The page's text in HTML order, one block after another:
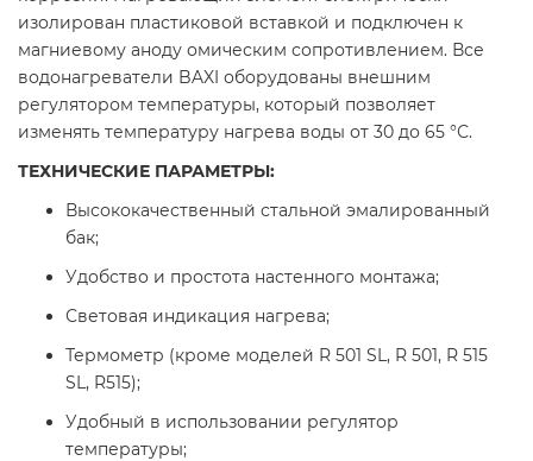
изолирован пластиковой вставкой и подключен к
магниевому аноду омическим сопротивлением. Все
водонагреватели BAXI оборудованы внешним
регулятором температуры, который позволяет
изменять температуру нагрева воды от 30 до 65 °С.
ТЕХНИЧЕСКИЕ ПАРАМЕТРЫ:
Высококачественный стальной эмалированный
бак;
Удобство и простота настенного монтажа;
Световая индикация нагрева;
Термометр (кроме моделей R 501 SL, R 501, R 515
SL, R515);
Удобный в использовании регулятор
температуры;